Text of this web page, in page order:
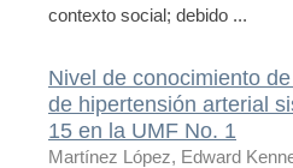
contexto social; debido ...
Nivel de conocimiento
de hipertensión arterial
15 en la UMF No. 1
Martínez López, Edward